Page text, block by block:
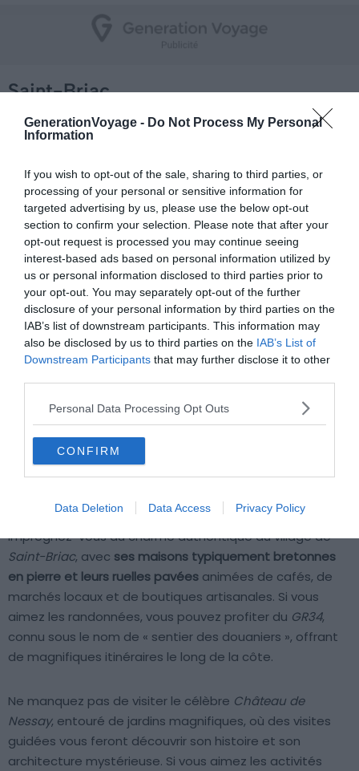
GenerationVoyage - Do Not Process My Personal
Information
If you wish to opt-out of the sale, sharing to third parties, or
processing of your personal or sensitive information for
targeted advertising by us, please use the below opt-out
section to confirm your selection. Please note that after your
opt-out request is processed you may continue seeing
interest-based ads based on personal information utilized by
us or personal information disclosed to third parties prior to
your opt-out. You may separately opt-out of the further
disclosure of your personal information by third parties on the
IAB’s list of downstream participants. This information may
also be disclosed by us to third parties on the IAB’s List of
Downstream Participants that may further disclose it to other
Personal Data Processing Opt Outs
CONFIRM
Data Deletion Data Access Privacy Policy
Saint-Briac
côte d’Emeraude, en Ille-et-Vilaine, est renommée
panoramas côtiers spectaculaires
Imprégnez-vous du charme authentique du village de
Saint-Briac, avec ses maisons typiquement bretonnes
en pierre et leurs ruelles pavées animées de cafés, de
marchés locaux et de boutiques artisanales. Si vous
aimez les randonnées, vous pouvez profiter du GR34,
connu sous le nom de « sentier des douaniers », offrant
de magnifiques itinéraires le long de la côte.
Ne manquez pas de visiter le célèbre Château de
Nessay, entouré de jardins magnifiques, où des visites
guidées vous feront découvrir son histoire et son
architecture mystérieuse. Si vous aimez les activités